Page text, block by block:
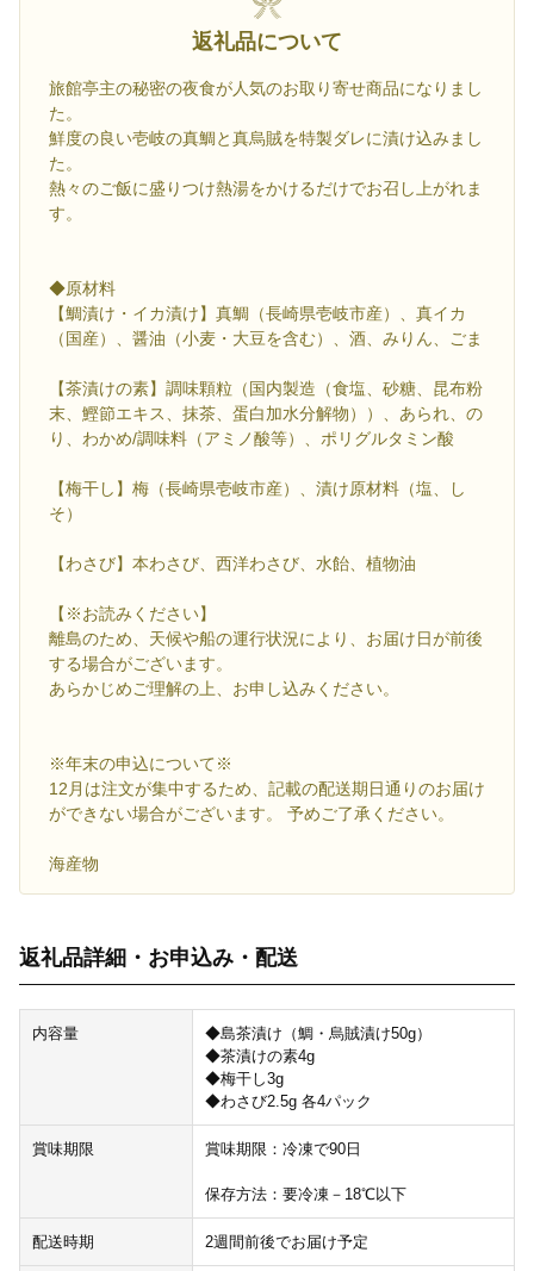
返礼品について
旅館亭主の秘密の夜食が人気のお取り寄せ商品になりまし
た。
鮮度の良い壱岐の真鯛と真烏賊を特製ダレに漬け込みまし
た。
熱々のご飯に盛りつけ熱湯をかけるだけでお召し上がれま
す。
◆原材料
【鯛漬け・イカ漬け】真鯛（長崎県壱岐市産）、真イカ
（国産）、醤油（小麦・大豆を含む）、酒、みりん、ごま
【茶漬けの素】調味顆粒（国内製造（食塩、砂糖、昆布粉
末、鰹節エキス、抹茶、蛋白加水分解物））、あられ、の
り、わかめ/調味料（アミノ酸等）、ポリグルタミン酸
【梅干し】梅（長崎県壱岐市産）、漬け原材料（塩、し
そ）
【わさび】本わさび、西洋わさび、水飴、植物油
【※お読みください】
離島のため、天候や船の運行状況により、お届け日が前後
する場合がございます。
あらかじめご理解の上、お申し込みください。
※年末の申込について※
12月は注文が集中するため、記載の配送期日通りのお届け
ができない場合がございます。 予めご了承ください。
海産物
返礼品詳細・お申込み・配送
内容量
◆島茶漬け（鯛・烏賊漬け50g）
◆茶漬けの素4g
◆梅干し3g
◆わさび2.5g 各4パック
賞味期限 賞味期限：冷凍で90日
保存方法：要冷凍－18℃以下
配送時期 2週間前後でお届け予定